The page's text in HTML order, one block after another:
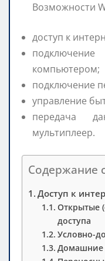
Возможности
доступ к
компьютером;
подключение
управление
передача
мультиплеер.
Содержание
Доступ к
Открытые
доступа
Условно-
Домашние